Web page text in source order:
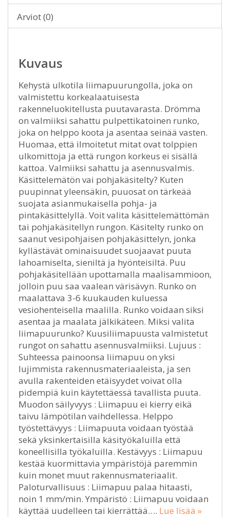
Arviot (0)
Kuvaus
Kehystä ulkotila liimapuurungolla, joka on
valmistettu korkealaatuisesta
rakenneluokitellusta puutavarasta. Drömma
on valmiiksi sahattu pulpettikatoinen runko,
joka on helppo koota ja asentaa seinää vasten.
Huomaa, että ilmoitetut mitat ovat tolppien
ulkomittoja ja että rungon korkeus ei sisällä
kattoa. Valmiiksi sahattu ja asennusvalmis.
Käsittelemätön vai pohjakäsitelty? Kuten
puupinnat yleensäkin, puuosat on tärkeää
suojata asianmukaisella pohja- ja
pintakäsittelyllä. Voit valita käsittelemättömän
tai pohjakäsitellyn rungon. Käsitelty runko on
saanut vesipohjaisen pohjakäsittelyn, jonka
kyllästävät ominaisuudet suojaavat puuta
lahoamiselta, sieniltä ja hyönteisiltä. Puu
pohjakäsitellään upottamalla maalisammioon,
jolloin puu saa vaalean värisävyn. Runko on
maalattava 3-6 kuukauden kuluessa
vesiohenteisella maalilla. Runko voidaan siksi
asentaa ja maalata jälkikäteen. Miksi valita
liimapuurunko? Kuusiliimapuusta valmistetut
rungot on sahattu asennusvalmiiksi. Lujuus :
Suhteessa painoonsa liimapuu on yksi
lujimmista rakennusmateriaaleista, ja sen
avulla rakenteiden etäisyydet voivat olla
pidempiä kuin käytettäessä tavallista puuta.
Muodon säilyvyys : Liimapuu ei kierry eikä
taivu lämpötilan vaihdellessa. Helppo
työstettävyys : Liimapuuta voidaan työstää
sekä yksinkertaisilla käsityökaluilla että
koneellisilla työkaluilla. Kestävyys : Liimapuu
kestää kuormittavia ympäristöjä paremmin
kuin monet muut rakennusmateriaalit.
Paloturvallisuus : Liimapuu palaa hitaasti,
noin 1 mm/min. Ympäristö : Liimapuu voidaan
käyttää uudelleen tai kierrättää…. Lue lisää »